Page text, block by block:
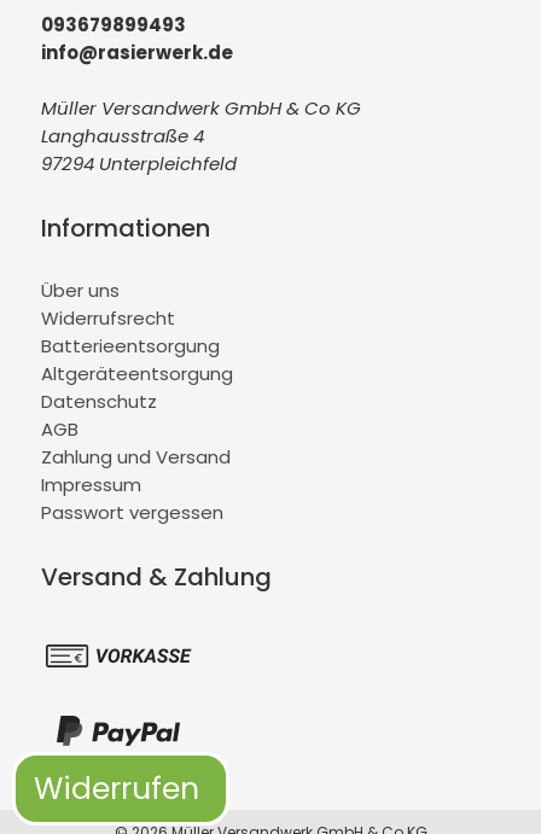
093679899493
info@rasierwerk.de
Müller Versandwerk GmbH & Co KG
Langhausstraße 4
97294 Unterpleichfeld
Informationen
Über uns
Widerrufsrecht
Batterieentsorgung
Altgeräteentsorgung
Datenschutz
AGB
Zahlung und Versand
Impressum
Passwort vergessen
Versand & Zahlung
Widerrufen